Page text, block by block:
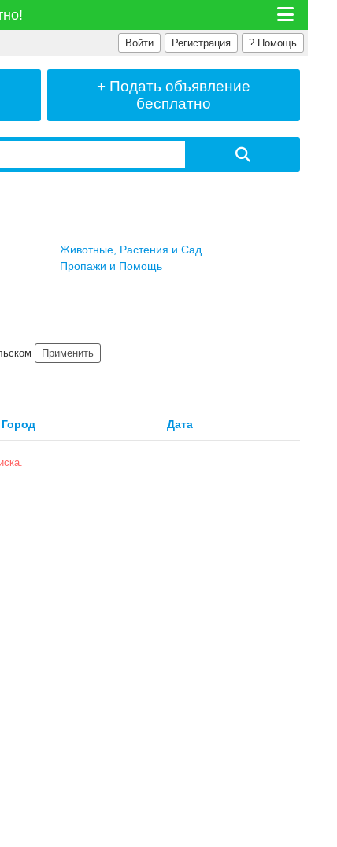
? Помощь
Регистрация
Войти
+ Подать объявление
бесплатно
Животные, Растения и Сад
Пропажи и Помощь
Применить
Город Дата